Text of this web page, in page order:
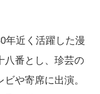
近く活躍した漫
八番とし、珍芸の
や寄席に出演。